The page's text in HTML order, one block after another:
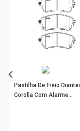
Pastilha De Freio
Corolla Com Alarme